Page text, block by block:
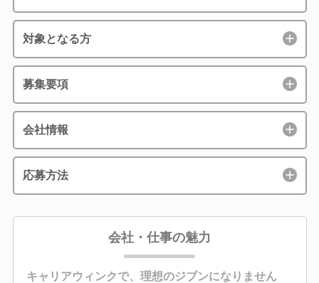
対象となる方
募集要項
会社情報
応募方法
会社・仕事の魅力
キャリアウィンクで、理想のジブンになりません